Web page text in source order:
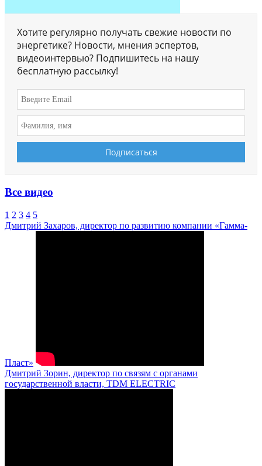
Хотите регулярно получать свежие новости по
энергетике? Новости, мнения эспертов,
видеоинтервью? Подпишитесь на нашу
бесплатную рассылку!
Все видео
1 2 3 4 5
Дмитрий Захаров, директор по развитию компании «Гамма-
Пласт»
Дмитрий Зорин, директор по связям с органами
государственной власти, TDM ELECTRIC